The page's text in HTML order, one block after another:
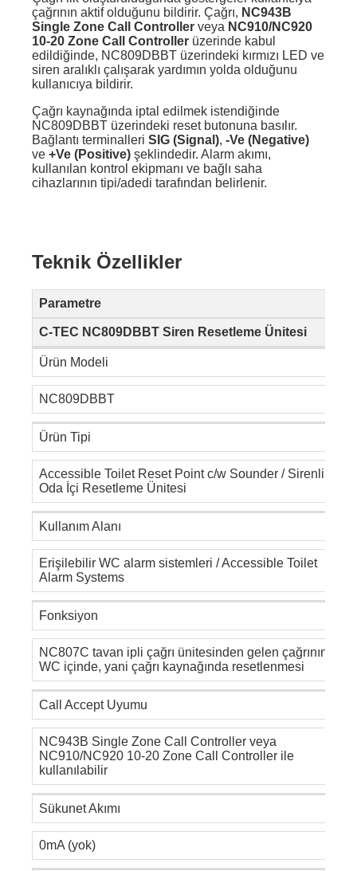
çağrının aktif olduğunu bildirir. Çağrı, NC943B
Single Zone Call Controller veya NC910/NC920
10-20 Zone Call Controller üzerinde kabul
edildiğinde, NC809DBBT üzerindeki kırmızı LED ve
siren aralıklı çalışarak yardımın yolda olduğunu
kullanıcıya bildirir.
Çağrı kaynağında iptal edilmek istendiğinde
NC809DBBT üzerindeki reset butonuna basılır.
Bağlantı terminalleri SIG (Signal), -Ve (Negative)
ve +Ve (Positive) şeklindedir. Alarm akımı,
kullanılan kontrol ekipmanı ve bağlı saha
cihazlarının tipi/adedi tarafından belirlenir.
Teknik Özellikler
Parametre
C-TEC NC809DBBT Siren Resetleme Ünitesi
Ürün Modeli
NC809DBBT
Ürün Tipi
Accessible Toilet Reset Point c/w Sounder / Sirenli
Oda İçi Resetleme Ünitesi
Kullanım Alanı
Erişilebilir WC alarm sistemleri / Accessible Toilet
Alarm Systems
Fonksiyon
NC807C tavan ipli çağrı ünitesinden gelen çağrının
WC içinde, yani çağrı kaynağında resetlenmesi
Call Accept Uyumu
NC943B Single Zone Call Controller veya
NC910/NC920 10-20 Zone Call Controller ile
kullanılabilir
Sükunet Akımı
0mA (yok)